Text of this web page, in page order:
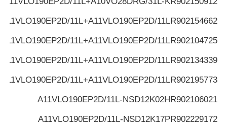
R902154662
A11VLO190EP2D/11L+A11VLO190EP2D/11L
R902104725
A11VLO190EP2D/11L+A11VLO190EP2D/11L
R902134339
A11VLO190EP2D/11L+A11VLO190EP2D/11L
R902195773
A11VLO190EP2D/11L+A11VLO190EP2D/11L
R902106021
A11VLO190EP2D/11L-NSD12K02H
R902229172
A11VLO190EP2D/11L-NSD12K17P